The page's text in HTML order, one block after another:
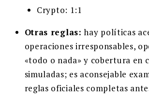
Crypto: 1:1
Otras reglas: hay políticas
operaciones irresponsables,
«todo o nada» y cobertura en
simuladas; es aconsejable
reglas oficiales completas